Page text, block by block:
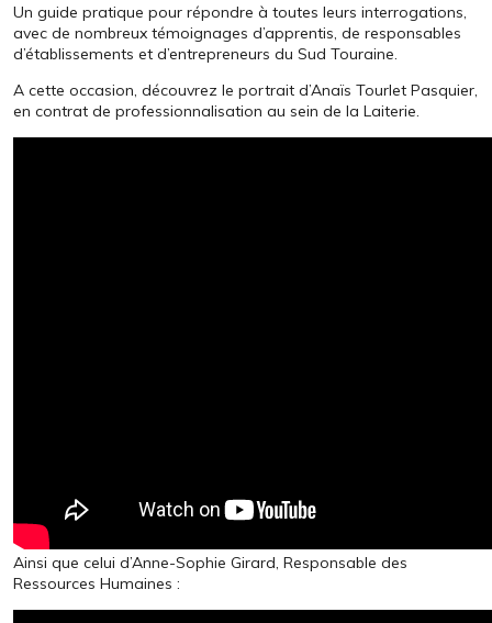
Un guide pratique pour répondre à toutes leurs interrogations,
avec de nombreux témoignages d’apprentis, de responsables
d’établissements et d’entrepreneurs du Sud Touraine.
A cette occasion, découvrez le portrait d’Anaïs Tourlet Pasquier,
en contrat de professionnalisation au sein de la Laiterie.
Ainsi que celui d’Anne-Sophie Girard, Responsable des
Ressources Humaines :